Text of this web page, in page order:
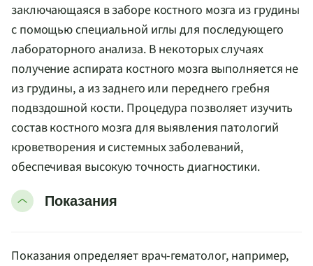
заключающаяся в заборе костного мозга из грудины
с помощью специальной иглы для последующего
лабораторного анализа. В некоторых случаях
получение аспирата костного мозга выполняется не
из грудины, а из заднего или переднего гребня
подвздошной кости. Процедура позволяет изучить
состав костного мозга для выявления патологий
кроветворения и системных заболеваний,
обеспечивая высокую точность диагностики.
Показания
Показания определяет врач-гематолог, например,